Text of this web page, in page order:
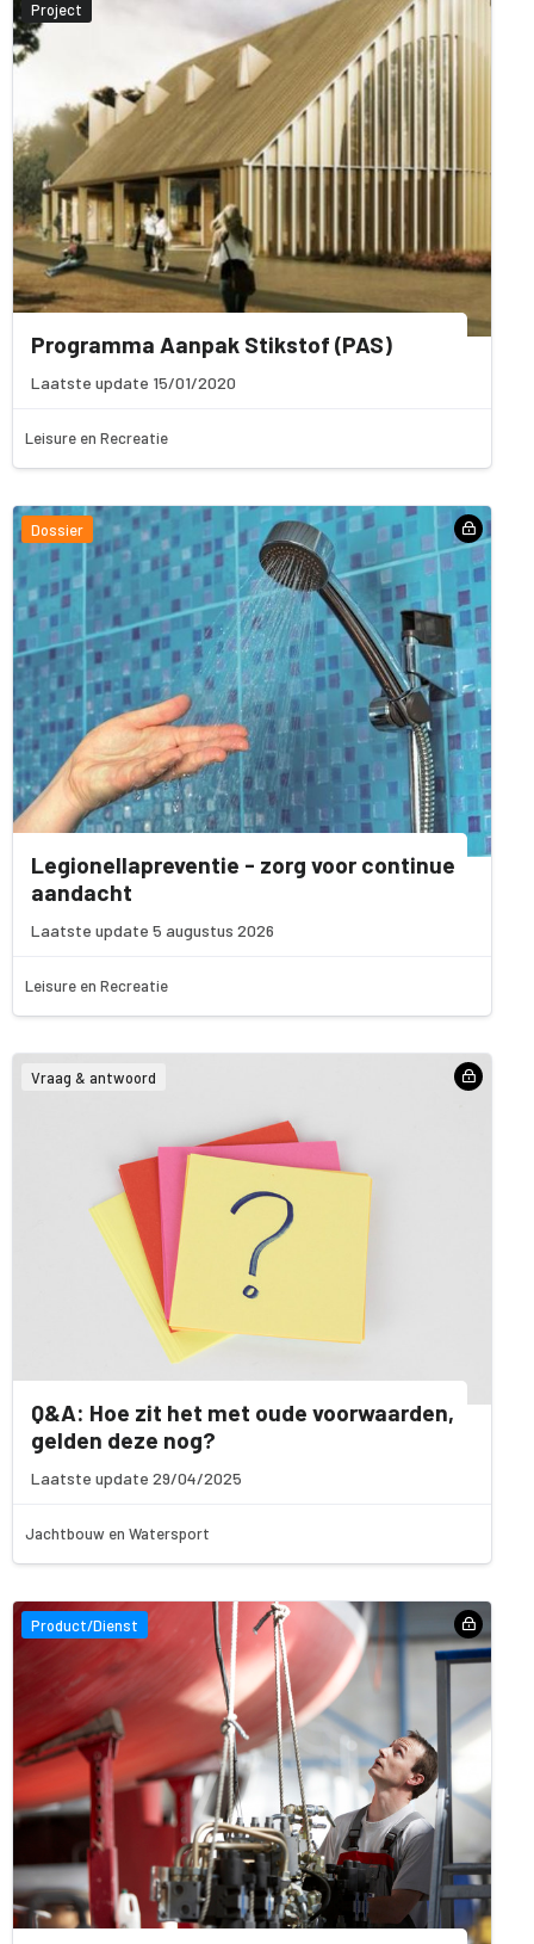
Project
Programma Aanpak Stikstof (PAS)
Laatste update 15/01/2020
Leisure en Recreatie
Dossier
Legionellapreventie - zorg voor continue
aandacht
Laatste update 5 augustus 2026
Leisure en Recreatie
Vraag & antwoord
Q&A: Hoe zit het met oude voorwaarden,
gelden deze nog?
Laatste update 29/04/2025
Jachtbouw en Watersport
Product/Dienst